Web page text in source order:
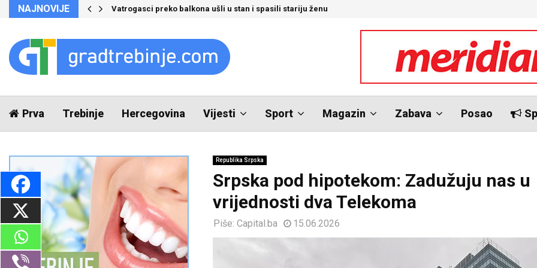
NAJNOVIJE Vatrogasci preko balkona ušli u stan i spasili stariju ženu
Prva Trebinje Hercegovina Vijesti Sport Magazin Zabava Posao
Republika Srpska
Srpska pod hipotekom: Zadužuju nas u
vrijednosti dva Telekoma
Piše: Capital.ba 15.06.2026